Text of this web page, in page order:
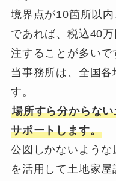
境界点が10箇所以
であれば、税込40
注することが多いで
当事務所は、全国各
す。
場所すら分からな
サポートします。
公図しかないよう
を活用して土地家